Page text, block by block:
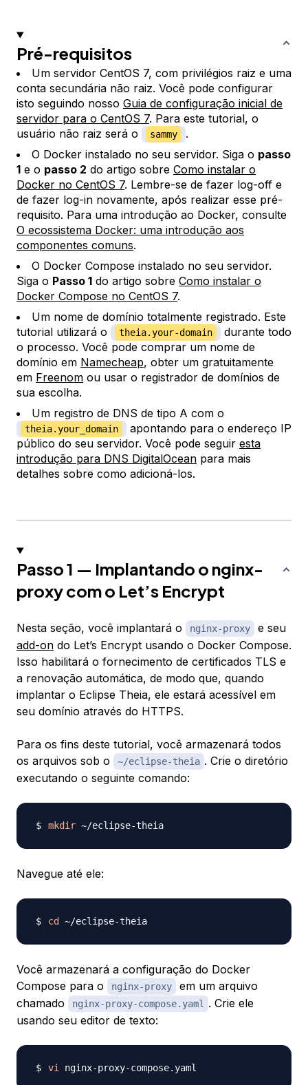
Pré-requisitos
Um servidor CentOS 7, com privilégios raiz e uma
conta secundária não raiz. Você pode configurar
isto seguindo nosso Guia de configuração inicial de
servidor para o CentOS 7. Para este tutorial, o
usuário não raiz será o
sammy
.
O Docker instalado no seu servidor. Siga o passo
1 e o passo 2 do artigo sobre Como instalar o
Docker no CentOS 7. Lembre-se de fazer log-off e
de fazer log-in novamente, após realizar esse pré-
requisito. Para uma introdução ao Docker, consulte
O ecossistema Docker: uma introdução aos
componentes comuns.
O Docker Compose instalado no seu servidor.
Siga o Passo 1 do artigo sobre Como instalar o
Docker Compose no CentOS 7.
Um nome de domínio totalmente registrado. Este
tutorial utilizará o
theia.your-domain
durante todo
o processo. Você pode comprar um nome de
domínio em Namecheap, obter um gratuitamente
em Freenom ou usar o registrador de domínios de
sua escolha.
Um registro de DNS de tipo A com o
theia.your_domain
apontando para o endereço IP
público do seu servidor. Você pode seguir esta
introdução para DNS DigitalOcean para mais
detalhes sobre como adicioná-los.
Passo 1 — Implantando o nginx-
proxy com o Let’s Encrypt
Nesta seção, você implantará o nginx-proxy
e seu
add-on do Let’s Encrypt usando o Docker Compose.
Isso habilitará o fornecimento de certificados TLS e
a renovação automática, de modo que, quando
implantar o Eclipse Theia, ele estará acessível em
seu domínio através do HTTPS.
Para os fins deste tutorial, você armazenará todos
os arquivos sob o
~/eclipse-theia . Crie o diretório
executando o seguinte comando:
mkdir
Navegue até ele:
cd
Você armazenará a configuração do Docker
Compose para o
nginx-proxy
em um arquivo
chamado
nginx-proxy-compose.yaml . Crie ele
usando seu editor de texto:
vi